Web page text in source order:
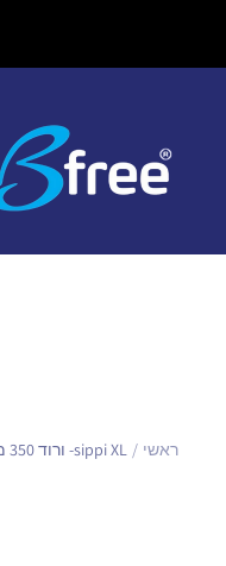
ראשי sippi XL- ורוד 350 מ"ל